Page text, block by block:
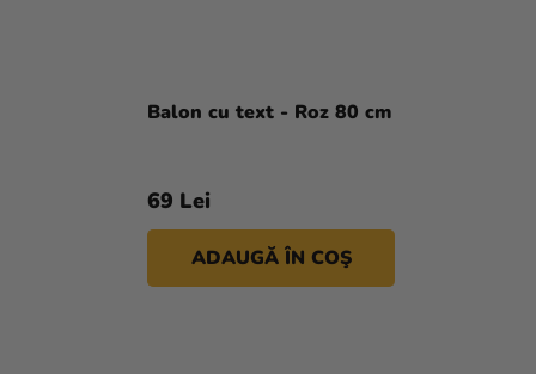
Balon cu text - Roz 80 cm
69 Lei
ADAUGĂ ÎN COŞ